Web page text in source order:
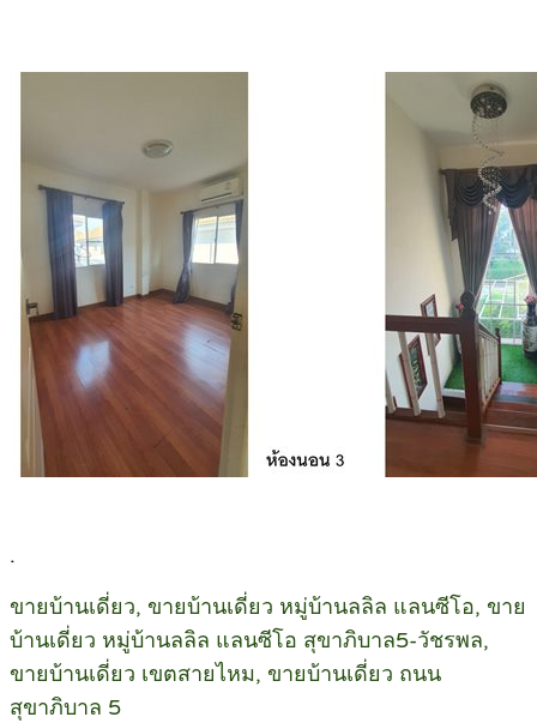
.
ขายบ้านเดี่ยว, ขายบ้านเดี่ยว หมู่บ้านลลิล แลนซีโอ, ขาย
บ้านเดี่ยว หมู่บ้านลลิล แลนซีโอ สุขาภิบาล5-วัชรพล,
ขายบ้านเดี่ยว เขตสายไหม, ขายบ้านเดี่ยว ถนน
สุขาภิบาล 5